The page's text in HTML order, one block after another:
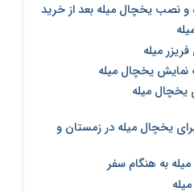
و نصب یخچال میله بعد از خرید
میله
یخچال میله
یخچال میله
یخچال میله در زمستان و
به هنگام سفر